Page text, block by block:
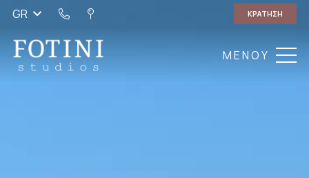
GR ΚΡΑΤΗΣΗ
ΜΕΝΟΥ